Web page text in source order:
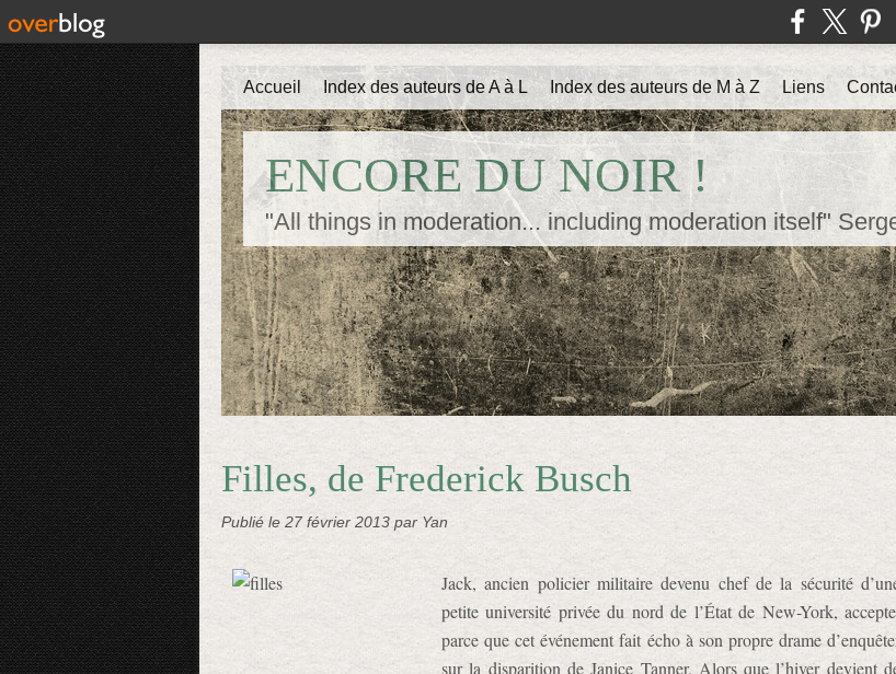
ENCORE DU NOIR !
"All things in moderation... including moderation itself"
Accueil Index des auteurs de A à L Index des auteurs de M à Z Liens
Filles, de Frederick Busch
Publié le 27 février 2013 par Yan
Jack, ancien policier militaire devenu chef de la sécurité
petite université privée du nord de l’État de New-York,
parce que cet événement fait écho à son propre drame
sur la disparition de Janice Tanner. Alors que l’hiver devient